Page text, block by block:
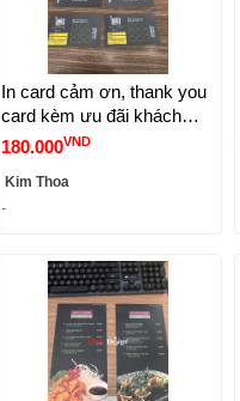
In card cảm ơn, thank you
card kèm ưu đãi khách
hàng, in card 2in1, in thẻ
180.000VND
Kim Thoa
-